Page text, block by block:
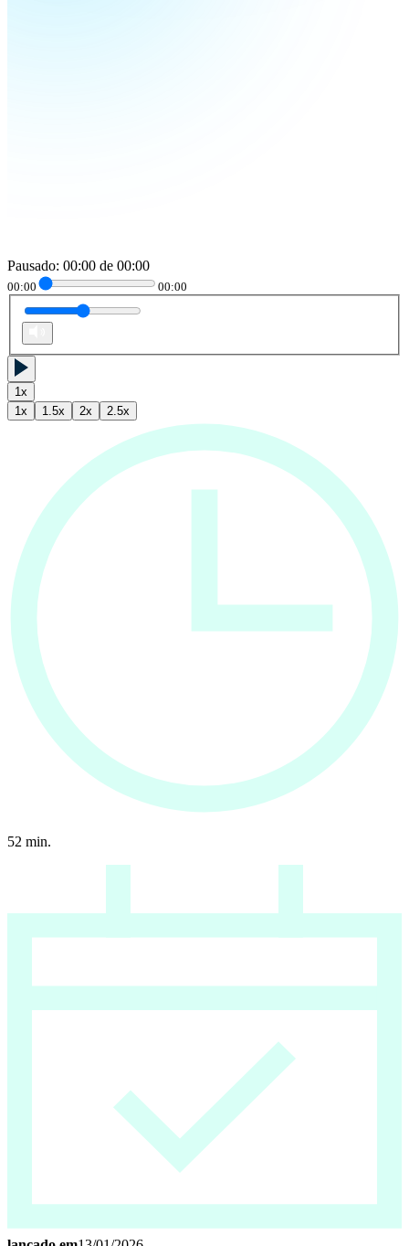
Pausado: 00:00 de 00:00
00:00 00:00
1x
1x 1.5x 2x 2.5x
52 min.